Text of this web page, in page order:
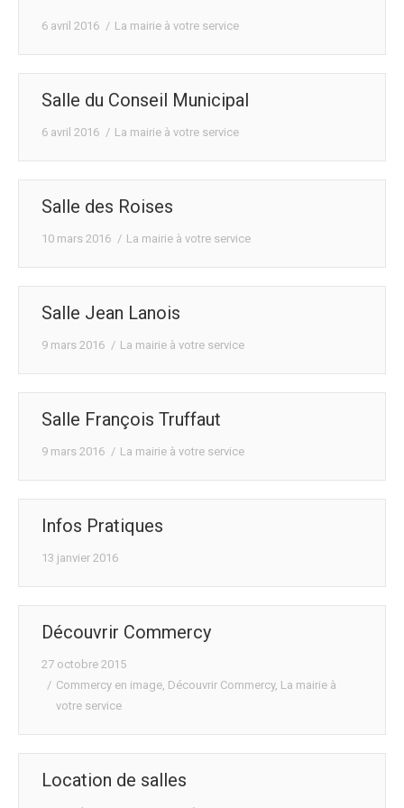
6 avril 2016 La mairie à votre service
Salle du Conseil Municipal
6 avril 2016 La mairie à votre service
Salle des Roises
10 mars 2016 La mairie à votre service
Salle Jean Lanois
9 mars 2016 La mairie à votre service
Salle François Truffaut
9 mars 2016 La mairie à votre service
Infos Pratiques
13 janvier 2016
Découvrir Commercy
27 octobre 2015
Commercy en image, Découvrir Commercy, La mairie à
votre service
Location de salles